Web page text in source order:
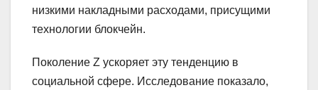
низкими накладными расходами, присущими
технологии блокчейн.
Поколение Z ускоряет эту тенденцию в
социальной сфере. Исследование показало,